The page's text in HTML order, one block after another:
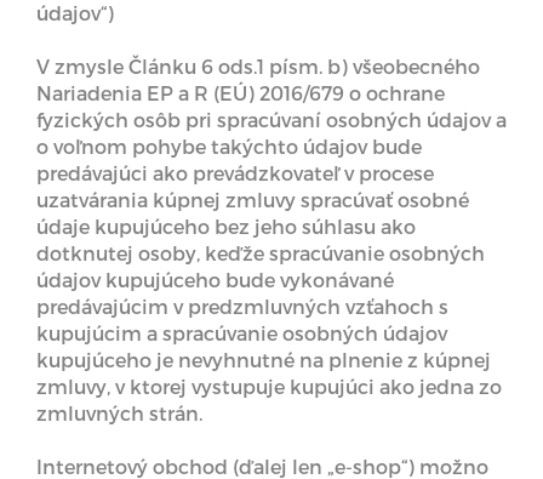
údajov“)
V zmysle Článku 6 ods.1 písm. b) všeobecného
Nariadenia EP a R (EÚ) 2016/679 o ochrane
fyzických osôb pri spracúvaní osobných údajov a
o voľnom pohybe takýchto údajov bude
predávajúci ako prevádzkovateľ v procese
uzatvárania kúpnej zmluvy spracúvať osobné
údaje kupujúceho bez jeho súhlasu ako
dotknutej osoby, keďže spracúvanie osobných
údajov kupujúceho bude vykonávané
predávajúcim v predzmluvných vzťahoch s
kupujúcim a spracúvanie osobných údajov
kupujúceho je nevyhnutné na plnenie z kúpnej
zmluvy, v ktorej vystupuje kupujúci ako jedna zo
zmluvných strán.
Internetový obchod (ďalej len „e-shop“) možno